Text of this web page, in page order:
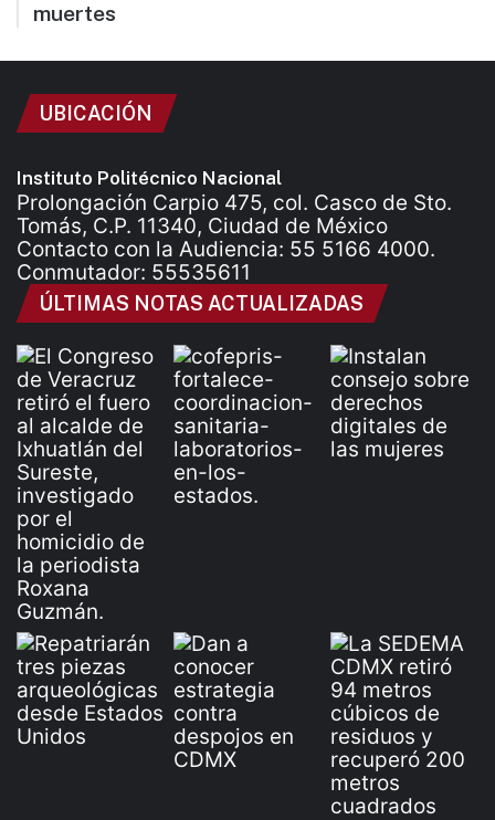
muertes
UBICACIÓN
Instituto Politécnico Nacional
Prolongación Carpio 475, col. Casco de Sto.
Tomás, C.P. 11340, Ciudad de México
Contacto con la Audiencia: 55 5166 4000.
Conmutador: 55535611
ÚLTIMAS NOTAS ACTUALIZADAS